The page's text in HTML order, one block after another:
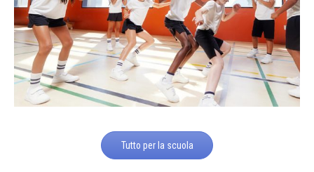
Tutto per la scuola